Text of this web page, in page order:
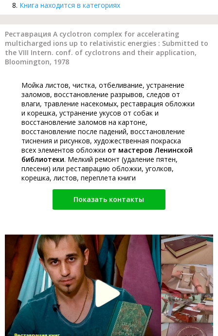
Книга находится в категориях
Реставрация A cyclotron complex for accelerating
multicharged ions up to relativistic energies : Submitted to
the VIII Intern. conf. of cyclotrons and their application,
Bloomington, 1978
Мойка листов, чистка, отбеливание, устранение
заломов, восстановление разрывов, следов от
влаги, травление насекомых, реставрация обложки
и корешка, устранение укусов от собак и
восстановление заломов на картоне,
восстановление после падений, восстановление
тиснения и рисунков, художественная покраска
всех элементов обложки от мастеров Ленинской
библиотеки. Мелкий ремонт (удаление пятен,
плесени) или реставрацию обложки, уголков,
корешка, листов, переплета книги
Показать контакты